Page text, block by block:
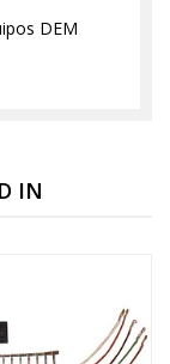
DEM
IN